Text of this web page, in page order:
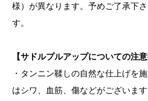
様）が異なります。予めご了承下
す。
【サドルプルアップについての注意
・タンニン鞣しの自然な仕上げを
はシワ、血筋、傷などがございます